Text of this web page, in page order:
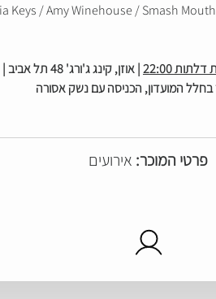
Keys / Amy Winehouse / Smash
22:00
| אוזן, קינג ג'ורג' 48 תל אביב |
בחלל המועדון, הכניסה עם נשק אסורה
פרטי המוכר: אירועים